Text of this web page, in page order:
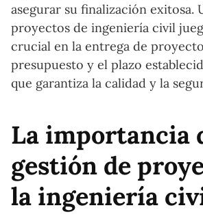
asegurar su finalización exitosa.
proyectos de ingeniería civil
crucial en la entrega de
presupuesto y el plazo
que garantiza la calidad y la
La importancia
gestión de
la ingeniería